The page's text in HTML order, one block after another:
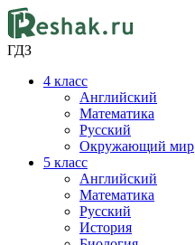
ГДЗ
4 класс
Английский
Математика
Русский
Окружающий мир
5 класс
Английский
Математика
Русский
История